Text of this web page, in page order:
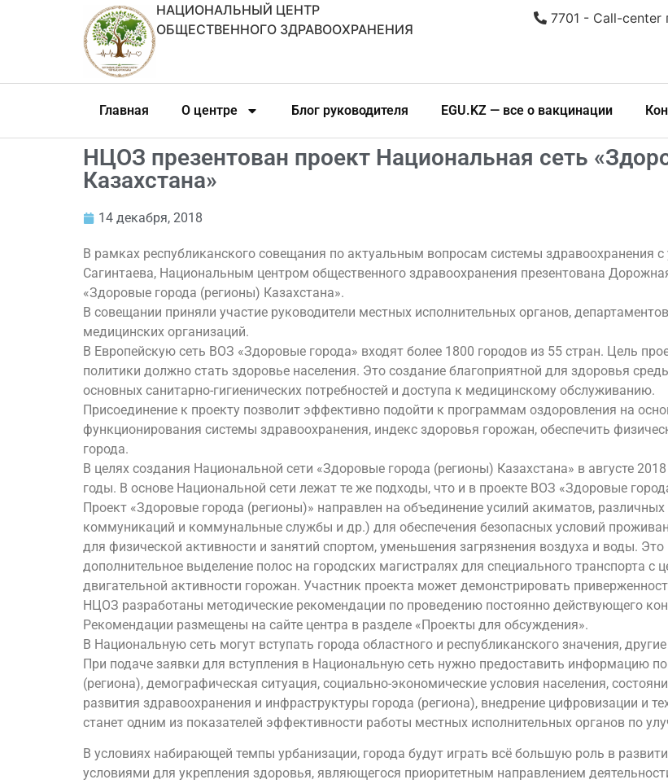
НАЦИОНАЛЬНЫЙ ЦЕНТР
ОБЩЕСТВЕННОГО ЗДРАВООХРАНЕНИЯ
7701 - Call-center
Главная О центре Блог руководителя EGU.KZ — все о вакцинации
НЦОЗ презентован проект Национальная сеть
Казахстана»
14 декабря, 2018
В рамках республиканского совещания по актуальным вопросам системы здравоохранения
Сагинтаева, Национальным центром общественного здравоохранения презентована
«Здоровые города (регионы) Казахстана».
В совещании приняли участие руководители местных исполнительных органов,
медицинских организаций.
В Европейскую сеть ВОЗ «Здоровые города» входят более 1800 городов из 55 стран. Цель
политики должно стать здоровье населения. Это создание благоприятной для здоровья
основных санитарно-гигиенических потребностей и доступа к медицинскому обслуживанию.
Присоединение к проекту позволит эффективно подойти к программам оздоровления на
функционирования системы здравоохранения, индекс здоровья горожан, обеспечить
города.
В целях создания Национальной сети «Здоровые города (регионы) Казахстана» в августе
годы. В основе Национальной сети лежат те же подходы, что и в проекте ВОЗ «Здоровые
Проект «Здоровые города (регионы)» направлен на объединение усилий акиматов,
коммуникаций и коммунальные службы и др.) для обеспечения безопасных условий
для физической активности и занятий спортом, уменьшения загрязнения воздуха и воды.
дополнительное выделение полос на городских магистралях для специального транспорта
двигательной активности горожан. Участник проекта может демонстрировать
НЦОЗ разработаны методические рекомендации по проведению постоянно действующего
Рекомендации размещены на сайте центра в разделе «Проекты для обсуждения».
В Национальную сеть могут вступать города областного и республиканского значения,
При подаче заявки для вступления в Национальную сеть нужно предоставить информацию
(региона), демографическая ситуация, социально-экономические условия населения,
развития здравоохранения и инфраструктуры города (региона), внедрение цифровизации и
станет одним из показателей эффективности работы местных исполнительных органов по
В условиях набирающей темпы урбанизации, города будут играть всё большую роль в
условиями для укрепления здоровья, являющегося приоритетным направлением